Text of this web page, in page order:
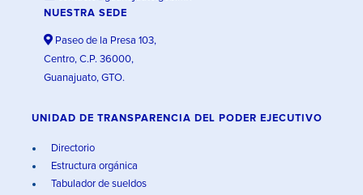
NUESTRA SEDE
Paseo de la Presa 103,
Centro, C.P. 36000,
Guanajuato, GTO.
UNIDAD DE TRANSPARENCIA DEL PODER EJECUTIVO
Directorio
Estructura orgánica
Tabulador de sueldos